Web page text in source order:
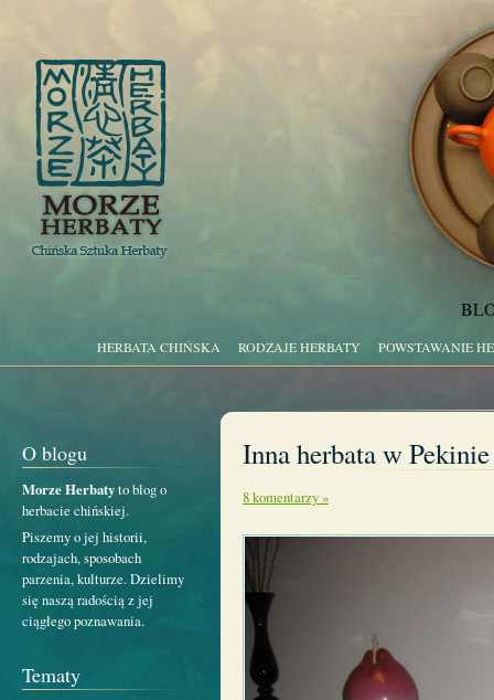
HERBATA CHIŃSKA RODZAJE HERBATY POWSTAWANIE
O blogu
Morze Herbatyto blog o
herbacie chińskiej.
Piszemy o jej historii,
rodzajach, sposobach
parzenia, kulturze. Dzielimy
się naszą radością z jej
ciągłego poznawania.
Tematy
Inna herbata w Pekinie
8 komentarzy »